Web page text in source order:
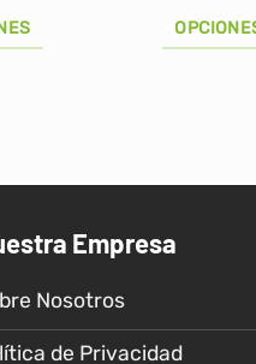
variantes.
opciones
pueden
elegir
Empresa
Nosotros
de Privacidad